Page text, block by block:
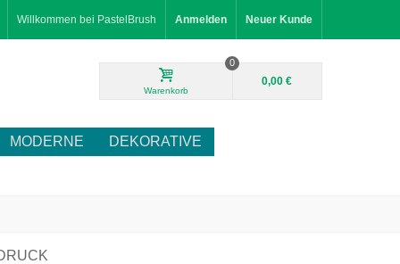
Willkommen bei PastelBrush Anmelden Neuer Kunde
Warenkorb
0
0,00 €
MODERNE
DEKORATIVE